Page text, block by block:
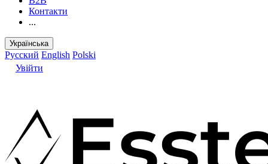
Контакти
...
Українська
Русский English Polski
Увійти